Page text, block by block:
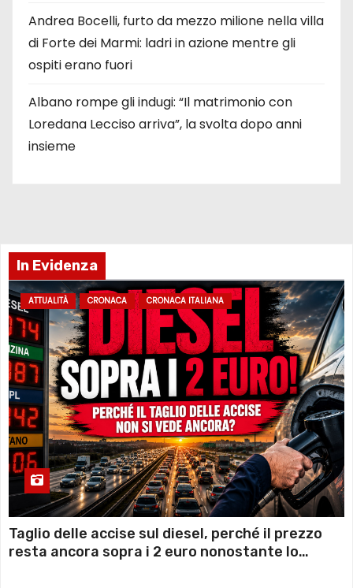
Andrea Bocelli, furto da mezzo milione nella villa
di Forte dei Marmi: ladri in azione mentre gli
ospiti erano fuori
Albano rompe gli indugi: “Il matrimonio con
Loredana Lecciso arriva”, la svolta dopo anni
insieme
In Evidenza
ATTUALITÀ CRONACA CRONACA ITALIANA
Taglio delle accise sul diesel, perché il prezzo
resta ancora sopra i 2 euro nonostante lo